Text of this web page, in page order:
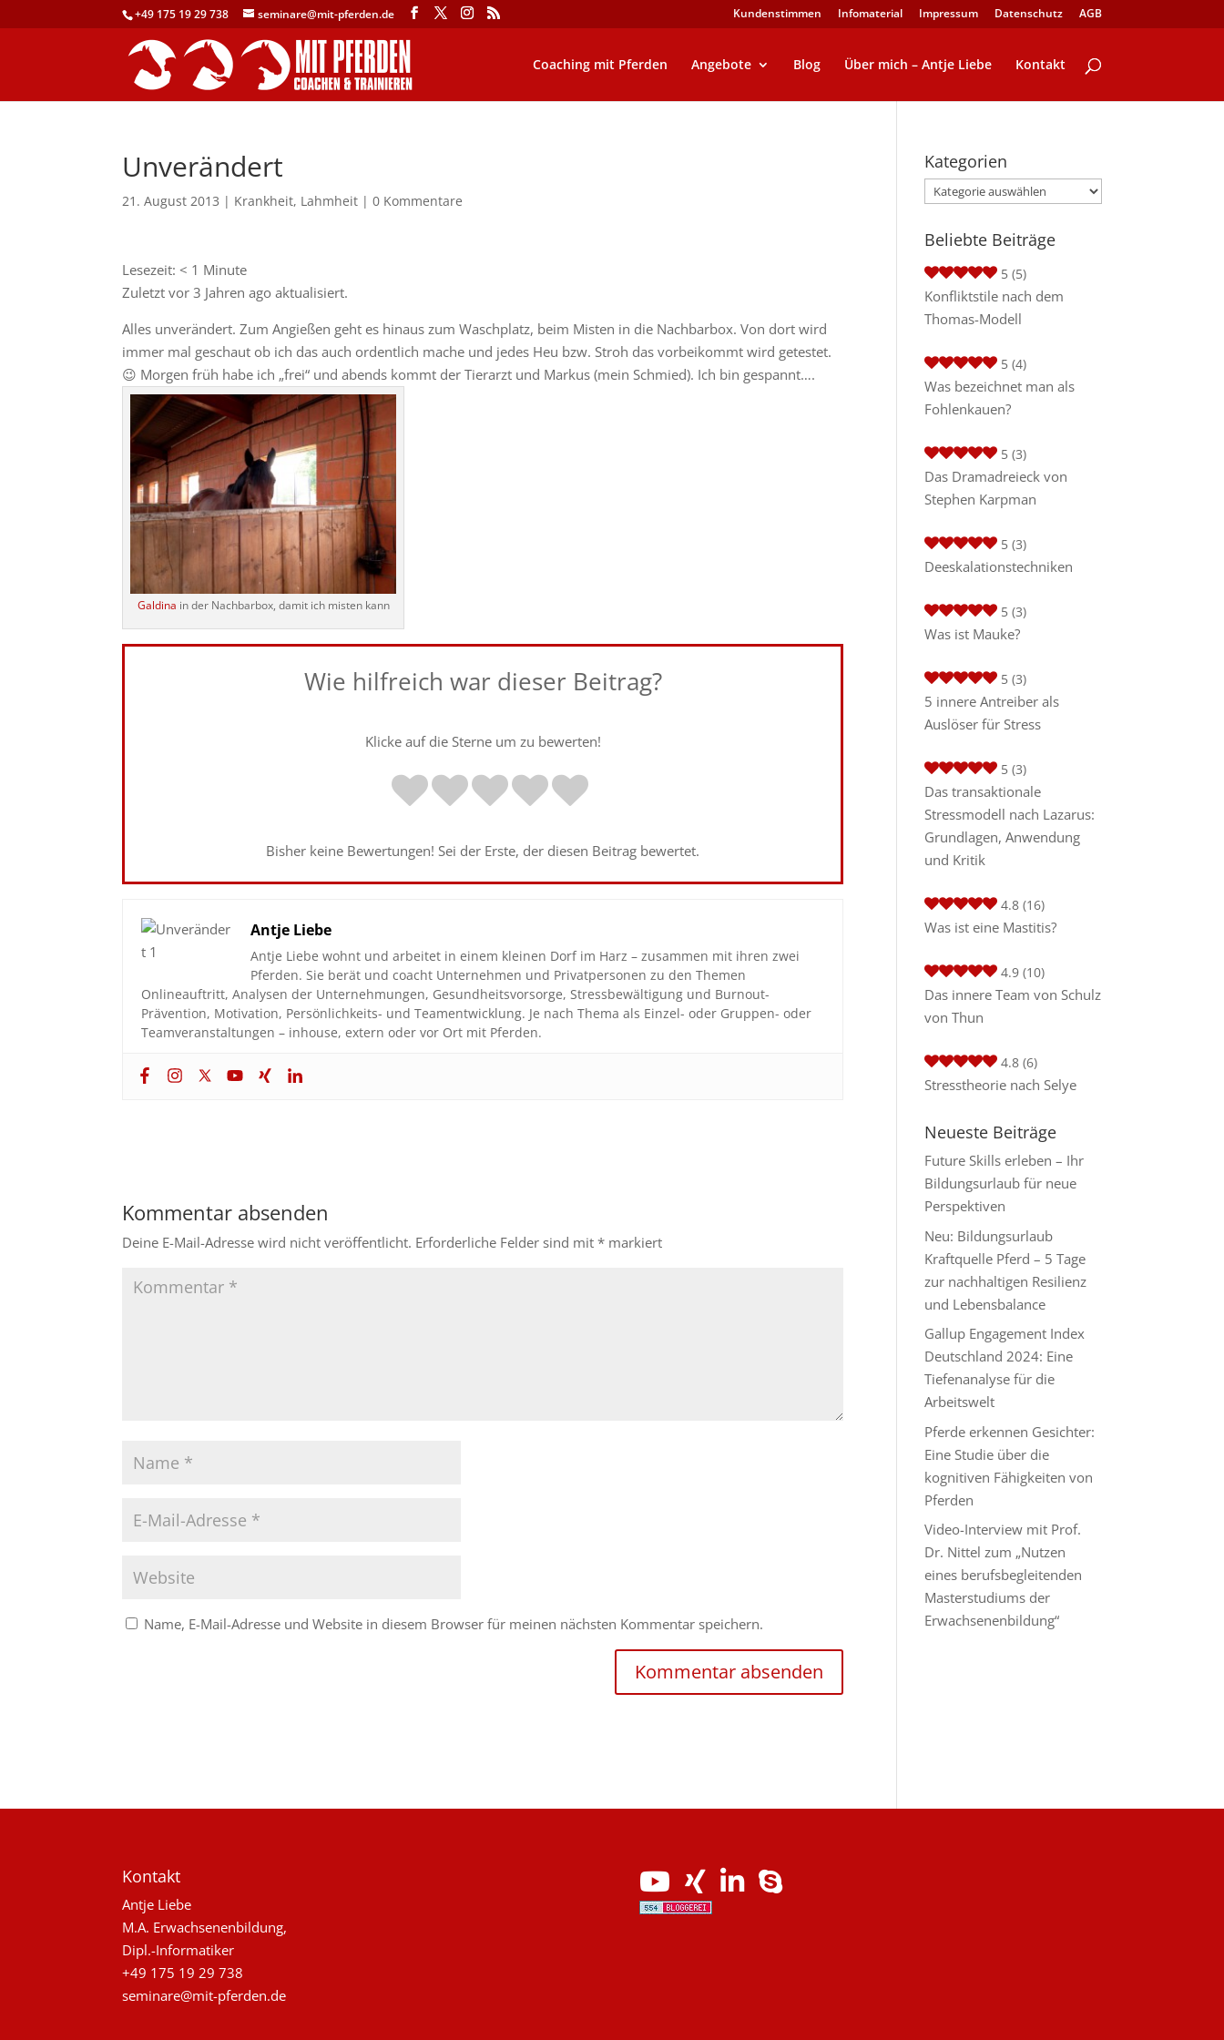
+49 175 19 29 738 seminare@mit-pferden.de Kundenstimmen Infomaterial Impressum Datenschutz AGB
Coaching mit Pferden Angebote Blog Über mich – Antje Liebe Kontakt
Unverändert
21. August 2013 | Krankheit, Lahmheit |0 Kommentare
Lesezeit:< 1 Minute
Zuletzt vor 3 Jahren ago aktualisiert.
Alles unverändert. Zum Angießen geht es hinaus zum Waschplatz, beim Misten in die Nachbarbox. Von dort wird
immer mal geschaut ob ich das auch ordentlich mache und jedes Heu bzw. Stroh das vorbeikommt wird getestet.
😉 Morgen früh habe ich „frei“ und abends kommt der Tierarzt und Markus (mein Schmied). Ich bin gespannt….
Galdina in der Nachbarbox, damit ich misten kann
Wie hilfreich war dieser Beitrag?
Klicke auf die Sterne um zu bewerten!
Bisher keine Bewertungen! Sei der Erste, der diesen Beitrag bewertet.
Antje Liebe
Antje Liebe wohnt und arbeitet in einem kleinen Dorf im Harz – zusammen mit ihren zwei
Pferden. Sie berät und coacht Unternehmen und Privatpersonen zu den Themen
Onlineauftritt, Analysen der Unternehmungen, Gesundheitsvorsorge, Stressbewältigung und Burnout-
Prävention, Motivation, Persönlichkeits- und Teamentwicklung. Je nach Thema als Einzel- oder Gruppen- oder
Teamveranstaltungen – inhouse, extern oder vor Ort mit Pferden.
Kommentar absenden
Deine E-Mail-Adresse wird nicht veröffentlicht. Erforderliche Felder sind mit* markiert
Name, E-Mail-Adresse und Website in diesem Browser für meinen nächsten Kommentar speichern.
Kategorien
Kategorien
Beliebte Beiträge
5 (5)
Konfliktstile nach dem
Thomas-Modell
5 (4)
Was bezeichnet man als
Fohlenkauen?
5 (3)
Das Dramadreieck von
Stephen Karpman
5 (3)
Deeskalationstechniken
5 (3)
Was ist Mauke?
5 (3)
5 innere Antreiber als
Auslöser für Stress
5 (3)
Das transaktionale
Stressmodell nach Lazarus:
Grundlagen, Anwendung
und Kritik
4.8 (16)
Was ist eine Mastitis?
4.9 (10)
Das innere Team von Schulz
von Thun
4.8 (6)
Stresstheorie nach Selye
Neueste Beiträge
Future Skills erleben – Ihr
Bildungsurlaub für neue
Perspektiven
Neu: Bildungsurlaub
Kraftquelle Pferd – 5 Tage
zur nachhaltigen Resilienz
und Lebensbalance
Gallup Engagement Index
Deutschland 2024: Eine
Tiefenanalyse für die
Arbeitswelt
Pferde erkennen Gesichter:
Eine Studie über die
kognitiven Fähigkeiten von
Pferden
Video-Interview mit Prof.
Dr. Nittel zum „Nutzen
eines berufsbegleitenden
Masterstudiums der
Erwachsenenbildung“
Kontakt
Antje Liebe
M.A. Erwachsenenbildung,
Dipl.-Informatiker
+49 175 19 29 738
seminare@mit-pferden.de